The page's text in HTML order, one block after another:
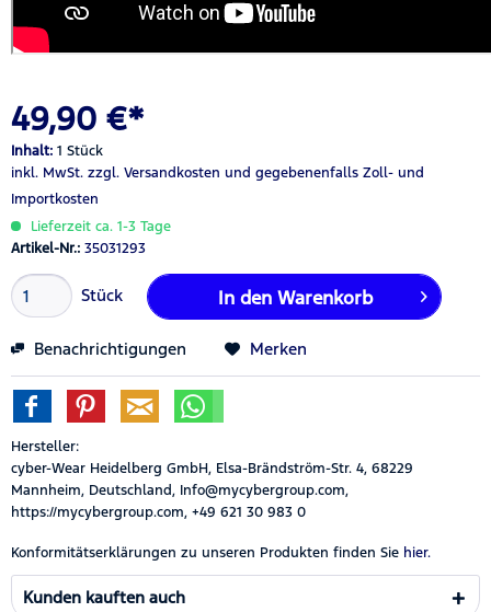
49,90 €*
Inhalt: 1 Stück
inkl. MwSt. zzgl. Versandkosten und gegebenenfalls Zoll- und
Importkosten
Lieferzeit ca. 1-3 Tage
Artikel-Nr.: 35031293
Stück In den Warenkorb
Benachrichtigungen Merken
Hersteller:
cyber-Wear Heidelberg GmbH, Elsa-Brändström-Str. 4, 68229
Mannheim, Deutschland, Info@mycybergroup.com,
https://mycybergroup.com, +49 621 30 983 0
Konformitätserklärungen zu unseren Produkten finden Sie hier.
Kunden kauften auch